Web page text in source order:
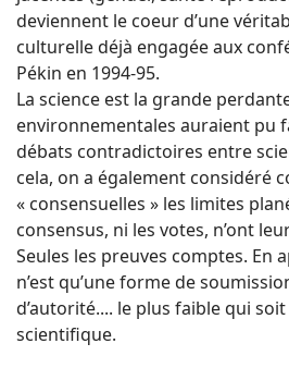
deviennent le coeur d’une
culturelle déjà engagée aux
Pékin en 1994-95.
La science est la grande
environnementales auraient pu
débats contradictoires entre
cela, on a également considéré
« consensuelles » les limites
consensus, ni les votes, n’ont
Seules les preuves comptes. En
n’est qu’une forme de
d’autorité.... le plus faible qui
scientifique.